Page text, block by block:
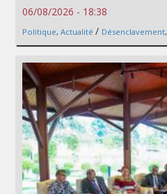
06/08/2026 - 18:38
Politique, Actualité / Désenclavement,